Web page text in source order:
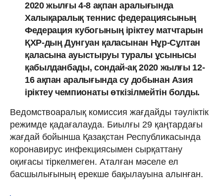
2020 жылғы 4-8 ақпан аралығында
Халықаралық теннис федерациясының
Федерация кубогының іріктеу матчтарын
ҚХР-дың Дунгуан қаласынан Нұр-Сұлтан
қаласына ауыстыруы туралы ұсынысы
қабылданбады, сондай-ақ 2020 жылғы 12-
16 ақпан аралығында су добынан Азия
іріктеу чемпионаты өткізілмейтін болды.
Ведомствоаралық комиссия жағдайды тәуліктік
режимде қадағалауда. Биылғы 29 қаңтардағы
жағдай бойынша Қазақстан Республикасында
коронавирус инфекциясымен сырқаттану
оқиғасы тіркелмеген. Аталған мәселе ел
басшылығының ерекше бақылауына алынған.